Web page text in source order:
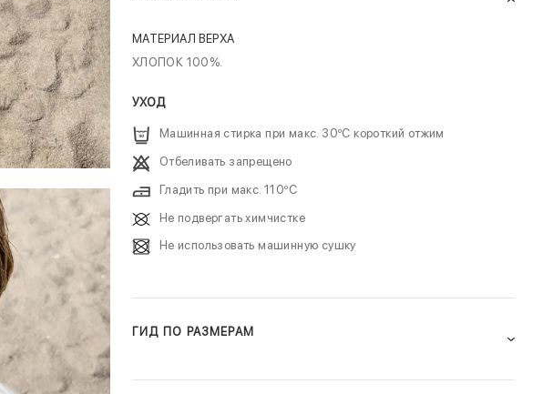
МАТЕРИАЛ ВЕРХА
ХЛОПОК 100%.
УХОД
Машинная стирка при макс. 30ºC короткий отжим
Отбеливать запрещено
Гладить при макс. 110ºC
Не подвергать химчистке
Не использовать машинную сушку
ГИД ПО РАЗМЕРАМ